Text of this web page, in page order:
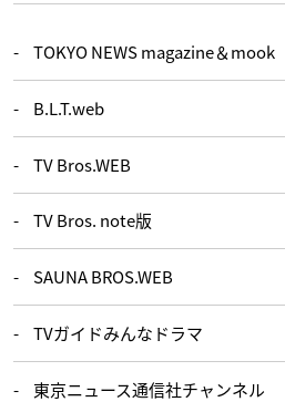
TOKYO NEWS magazine＆mook
B.L.T.web
TV Bros.WEB
TV Bros. note版
SAUNA BROS.WEB
TVガイドみんなドラマ
東京ニュース通信社チャンネル